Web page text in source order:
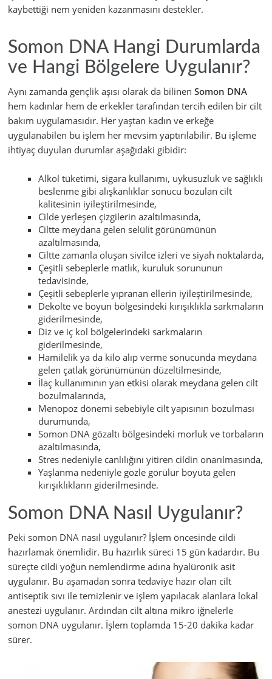
kaybettiği nem yeniden kazanmasını destekler.
Somon DNA Hangi Durumlarda
ve Hangi Bölgelere Uygulanır?
Aynı zamanda gençlik aşısı olarak da bilinen Somon DNA
hem kadınlar hem de erkekler tarafından tercih edilen bir cilt
bakım uygulamasıdır. Her yaştan kadın ve erkeğe
uygulanabilen bu işlem her mevsim yaptırılabilir. Bu işleme
ihtiyaç duyulan durumlar aşağıdaki gibidir:
Alkol tüketimi, sigara kullanımı, uykusuzluk ve sağlıklı
beslenme gibi alışkanlıklar sonucu bozulan cilt
kalitesinin iyileştirilmesinde,
Cilde yerleşen çizgilerin azaltılmasında,
Ciltte meydana gelen selülit görünümünün
azaltılmasında,
Ciltte zamanla oluşan sivilce izleri ve siyah noktalarda,
Çeşitli sebeplerle matlık, kuruluk sorununun
tedavisinde,
Çeşitli sebeplerle yıpranan ellerin iyileştirilmesinde,
Dekolte ve boyun bölgesindeki kırışıklıkla sarkmaların
giderilmesinde,
Diz ve iç kol bölgelerindeki sarkmaların
giderilmesinde,
Hamilelik ya da kilo alıp verme sonucunda meydana
gelen çatlak görünümünün düzeltilmesinde,
İlaç kullanımının yan etkisi olarak meydana gelen cilt
bozulmalarında,
Menopoz dönemi sebebiyle cilt yapısının bozulması
durumunda,
Somon DNA gözaltı bölgesindeki morluk ve torbaların
azaltılmasında,
Stres nedeniyle canlılığını yitiren cildin onarılmasında,
Yaşlanma nedeniyle gözle görülür boyuta gelen
kırışıklıkların giderilmesinde.
Somon DNA Nasıl Uygulanır?
Peki somon DNA nasıl uygulanır? İşlem öncesinde cildi
hazırlamak önemlidir. Bu hazırlık süreci 15 gün kadardır. Bu
süreçte cildi yoğun nemlendirme adına hyalüronik asit
uygulanır. Bu aşamadan sonra tedaviye hazır olan cilt
antiseptik sıvı ile temizlenir ve işlem yapılacak alanlara lokal
anestezi uygulanır. Ardından cilt altına mikro iğnelerle
somon DNA uygulanır. İşlem toplamda 15-20 dakika kadar
sürer.